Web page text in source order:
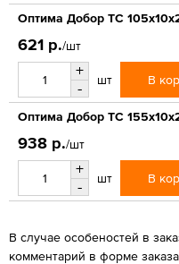
Оптима Добор ТС
621 р./шт
+
-
шт В
Оптима Добор ТС
938 р./шт
+
-
шт В
В случае особеностей в
комментарий в форме